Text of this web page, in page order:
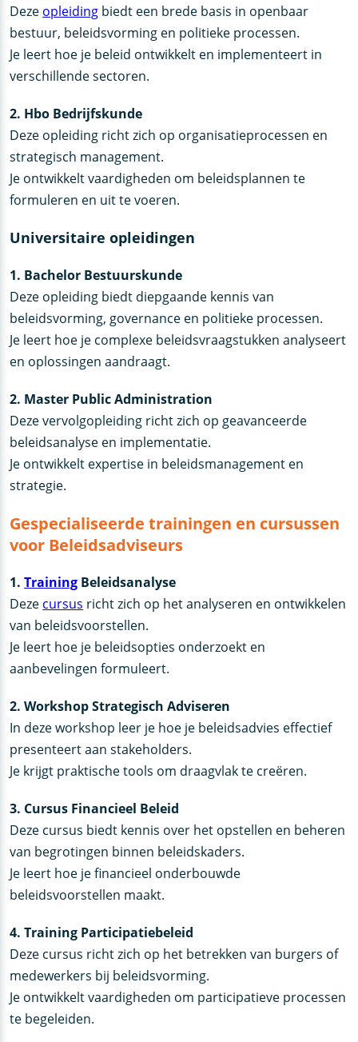
Deze opleiding biedt een brede basis in openbaar
bestuur, beleidsvorming en politieke processen.
Je leert hoe je beleid ontwikkelt en implementeert in
verschillende sectoren.
2. Hbo Bedrijfskunde
Deze opleiding richt zich op organisatieprocessen en
strategisch management.
Je ontwikkelt vaardigheden om beleidsplannen te
formuleren en uit te voeren.
Universitaire opleidingen
1. Bachelor Bestuurskunde
Deze opleiding biedt diepgaande kennis van
beleidsvorming, governance en politieke processen.
Je leert hoe je complexe beleidsvraagstukken analyseert
en oplossingen aandraagt.
2. Master Public Administration
Deze vervolgopleiding richt zich op geavanceerde
beleidsanalyse en implementatie.
Je ontwikkelt expertise in beleidsmanagement en
strategie.
Gespecialiseerde trainingen en cursussen
voor Beleidsadviseurs
1.Training Beleidsanalyse
Deze cursus richt zich op het analyseren en ontwikkelen
van beleidsvoorstellen.
Je leert hoe je beleidsopties onderzoekt en
aanbevelingen formuleert.
2. Workshop Strategisch Adviseren
In deze workshop leer je hoe je beleidsadvies effectief
presenteert aan stakeholders.
Je krijgt praktische tools om draagvlak te creëren.
3. Cursus Financieel Beleid
Deze cursus biedt kennis over het opstellen en beheren
van begrotingen binnen beleidskaders.
Je leert hoe je financieel onderbouwde
beleidsvoorstellen maakt.
4. Training Participatiebeleid
Deze cursus richt zich op het betrekken van burgers of
medewerkers bij beleidsvorming.
Je ontwikkelt vaardigheden om participatieve processen
te begeleiden.